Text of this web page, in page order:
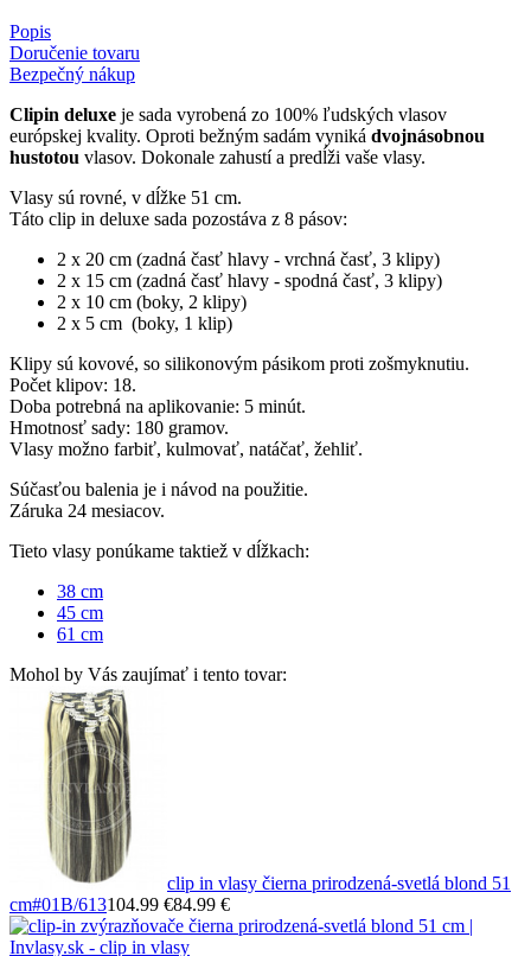
Popis
Doručenie tovaru
Bezpečný nákup
Clipin deluxe je sada vyrobená zo 100% ľudských vlasov
európskej kvality. Oproti bežným sadám vyniká dvojnásobnou
hustotou vlasov. Dokonale zahustí a predĺži vaše vlasy.
Vlasy sú rovné, v dĺžke 51 cm.
Táto clip in deluxe sada pozostáva z 8 pásov:
2 x 20 cm (zadná časť hlavy - vrchná časť, 3 klipy)
2 x 15 cm (zadná časť hlavy - spodná časť, 3 klipy)
2 x 10 cm (boky, 2 klipy)
2 x 5 cm (boky, 1 klip)
Klipy sú kovové, so silikonovým pásikom proti zošmyknutiu.
Počet klipov: 18.
Doba potrebná na aplikovanie: 5 minút.
Hmotnosť sady: 180 gramov.
Vlasy možno farbiť, kulmovať, natáčať, žehliť.
Súčasťou balenia je i návod na použitie.
Záruka 24 mesiacov.
Tieto vlasy ponúkame taktiež v dĺžkach:
38 cm
45 cm
61 cm
Mohol by Vás zaujímať i tento tovar:
clip in vlasy čierna prirodzená-svetlá blond 51
cm#01B/613104.99 €84.99 €